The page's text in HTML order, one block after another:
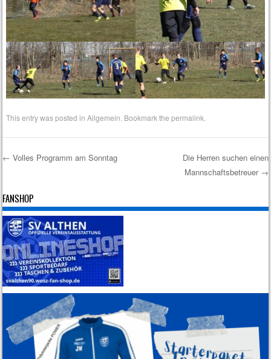
This entry was posted inAllgemein . Bookmark thepermalink
← Volles Programm am Sonntag
Die Herren suchen einen
Mannschaftsbetreuer →
FANSHOP